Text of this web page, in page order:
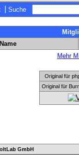
Suche
Name
Mehr
Original für
Original für
GmbH